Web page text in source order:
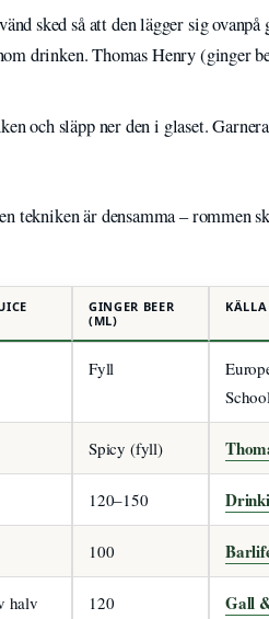
sked så att den lägger sig ovanpå
drinken. Thomas Henry (ginger
och släpp ner den i glaset.
tekniken är densamma – rommen
GINGER BEER
(ML)
KÄLLA
Fyll
School
Spicy (fyll)
120–150
100
halv 120 Gall